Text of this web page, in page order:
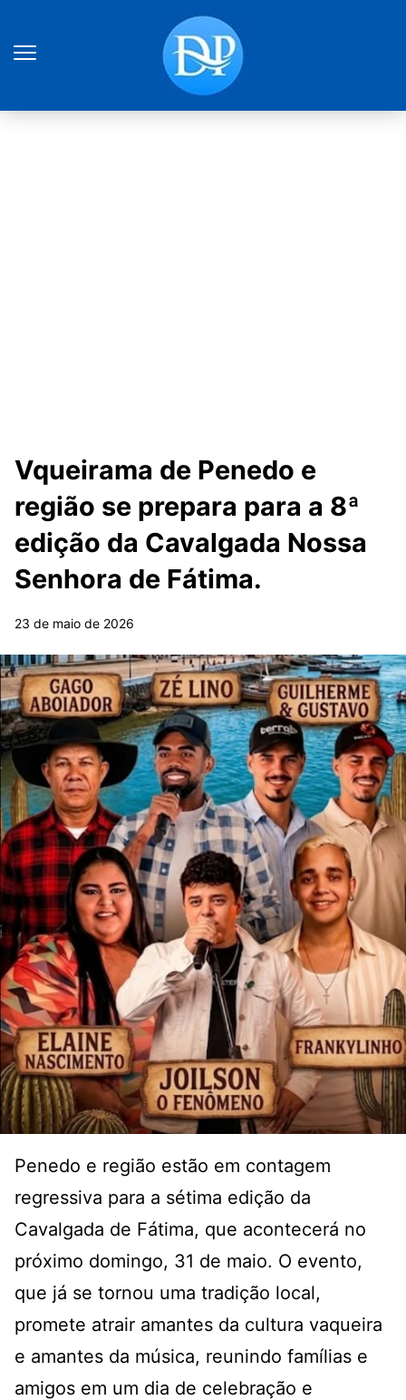
Vqueirama de Penedo e
região se prepara para a 8ª
edição da Cavalgada Nossa
Senhora de Fátima.
23 de maio de 2026
Penedo e região estão em contagem
regressiva para a sétima edição da
Cavalgada de Fátima, que acontecerá no
próximo domingo, 31 de maio. O evento,
que já se tornou uma tradição local,
promete atrair amantes da cultura vaqueira
e amantes da música, reunindo famílias e
amigos em um dia de celebração e